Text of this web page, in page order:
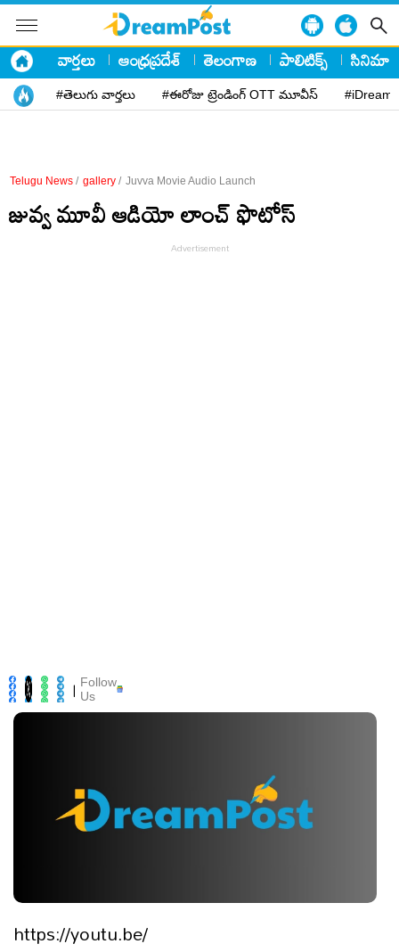
వార్తలు ఆంధ్రప్రదేశ్ తెలంగాణ పాలిటిక్స్ సినిమా
#తెలుగు వార్తలు #ఈరోజు ట్రెండింగ్ OTT మూవీస్
Telugu News / gallery / Juvva Movie Audio Launch
జువ్వ మూవీ ఆడియో లాంచ్ ఫొటోస్
| Follow
Us
https://youtu.be/